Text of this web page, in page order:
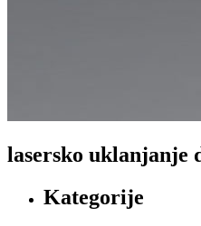
lasersko uklanjanje
Kategorije